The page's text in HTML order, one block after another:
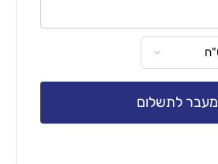
מעבר לתשלום